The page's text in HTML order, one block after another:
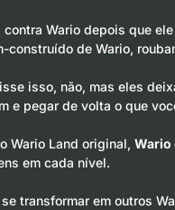
Wario depois que
construído de Wario,
isso, não, mas eles
e pegar de volta o que
Wario Land original, Wario
em cada nível.
transformar em outros